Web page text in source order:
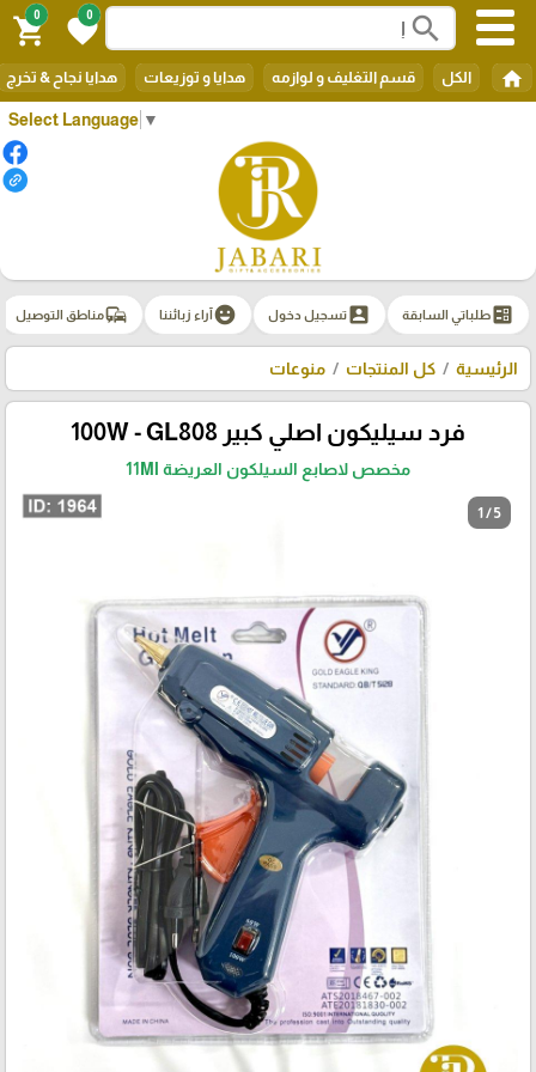
Select Language ▼
search
0
favorite
0
shopping_cart
home الكل قسم التغليف و لوازمه هدايا و توزيعات هدايا نجاح & تخرج
ballotطلباتي السابقة account_boxتسجيل دخول emoji_emotionsآراء زبائننا commuteمناطق التوصيل
الرئيسية كل المنتجات منوعات
فرد سيليكون اصلي كبير 100W - GL808
مخصص لاصابع السيلكون العريضة 11Ml
1 / 5